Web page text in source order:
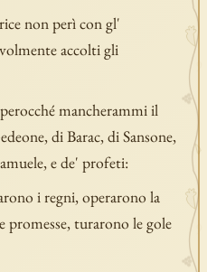
non perì con gl'
accolti gli
mancherammi il
di Barac, di Sansone,
e de' profeti:
i regni, operarono la
promesse, turarono le gole